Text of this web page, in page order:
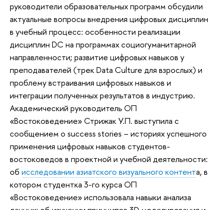
руководители образовательных программ обсудили
актуальные вопросы внедрения цифровых дисциплин
в учебный процесс: особенности реализации
дисциплин DC на программах социогуманитарной
направленности; развитие цифровых навыков у
преподавателей (трек Data Culture для взрослых) и
проблему встраивания цифровых навыков и
интеграции полученных результатов в индустрию.
Академический руководитель ОП
«Востоковедение» Стрижак У.П. выступила с
сообщением о success stories – историях успешного
применения цифровых навыков студентов-
востоковедов в проектной и учебной деятельности:
об исследовании азиатского визуального контента, в
котором студентка 3-го курса ОП
«Востоковедение» использовала навыки анализа